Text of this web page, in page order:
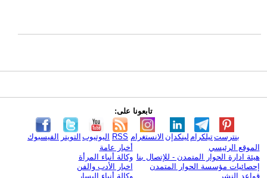
تابعونا على:
الفيسبوك التويتر اليوتيوب RSS الانستغرام لينكدإن تيلكرامبنترست
الموقع الرئيسي
هيئة ادارة الحوار المتمدن - للإتصال بنا
إحصائيات مؤسسة الحوار المتمدن
قواعد النشر
أخبار عامة
وكالة أنباء المرأة
اخبار الأدب والفن
وكالة أنباء اليسار